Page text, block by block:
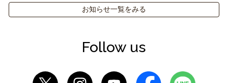
お知らせ一覧をみる
Follow us